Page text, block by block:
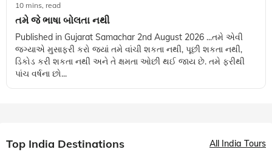
10 mins, read
તમે જે ભાષા બોલતા નથી
Published in Gujarat Samachar 2nd August 2026 ...તમે એવી
જગ્યાએ મુસાફરી કરો જ્યાં તમે વાંચી શકતા નથી, પૂછી શકતા નથી,
ડિકોડ કરી શકતા નથી અને તે ક્ષમતા ઓછી થઈ જાય છે. તમે ફરીથી
પાંચ વર્ષના છો...
Top India Destinations All India Tours